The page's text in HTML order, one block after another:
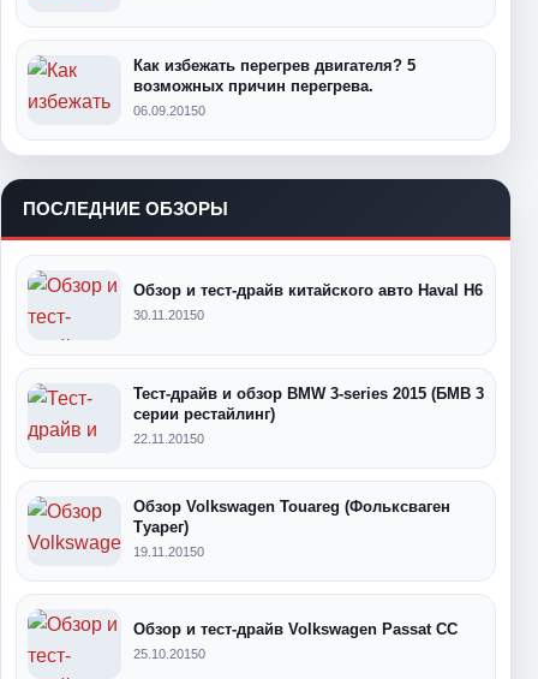
Как избежать перегрев двигателя? 5
возможных причин перегрева.
06.09.20150
ПОСЛЕДНИЕ ОБЗОРЫ
Обзор и тест-драйв китайского авто Haval H6
30.11.20150
Тест-драйв и обзор BMW 3-series 2015 (БМВ 3
серии рестайлинг)
22.11.20150
Обзор Volkswagen Touareg (Фольксваген
Туарег)
19.11.20150
Обзор и тест-драйв Volkswagen Passat CC
25.10.20150